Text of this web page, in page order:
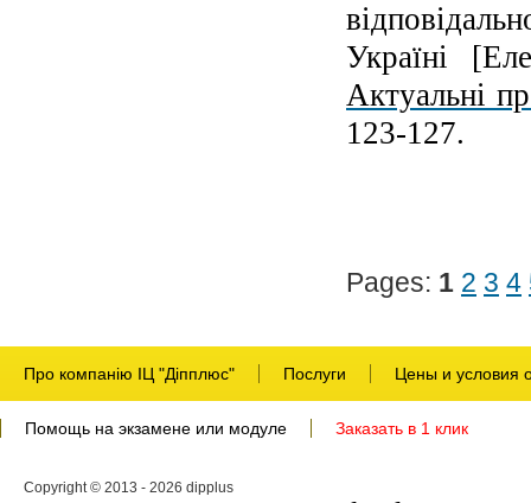
Україні
Актуальні
123-127.
Pages: 1 2 3 4
Про компанію ІЦ "Діпплюс" Послуги Цены и условия
Помощь на экзамене или модуле Заказать в 1 клик
Copyright © 2013 - 2026 dipplus